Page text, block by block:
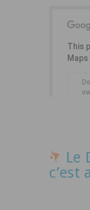
This
Le
c’est